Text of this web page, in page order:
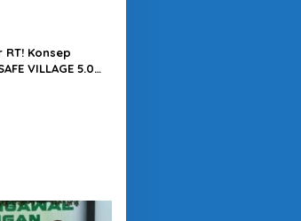
Konsep
VILLAGE 5.0